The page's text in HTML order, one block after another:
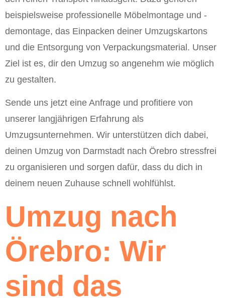
beispielsweise professionelle Möbelmontage und -
demontage, das Einpacken deiner Umzugskartons
und die Entsorgung von Verpackungsmaterial. Unser
Ziel ist es, dir den Umzug so angenehm wie möglich
zu gestalten.
Sende uns jetzt eine Anfrage und profitiere von
unserer langjährigen Erfahrung als
Umzugsunternehmen. Wir unterstützen dich dabei,
deinen Umzug von Darmstadt nach Örebro stressfrei
zu organisieren und sorgen dafür, dass du dich in
deinem neuen Zuhause schnell wohlfühlst.
Umzug nach
Örebro: Wir
sind das